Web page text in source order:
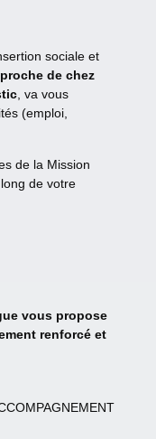
sociale et
de chez
, va vous
(emploi,
de la Mission
de votre
vous propose
renforcé et